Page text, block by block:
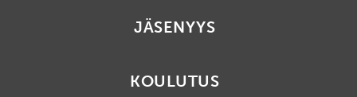
JÄSENYYS
KOULUTUS